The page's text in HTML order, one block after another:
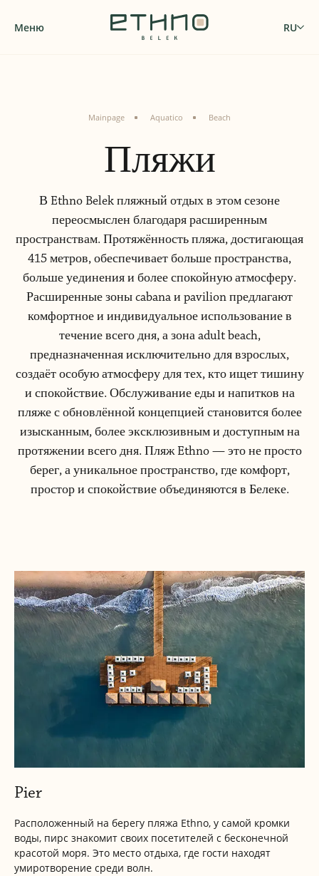
Меню RU
Mainpage Aquatico Beach
Пляжи
В Ethno Belek пляжный отдых в этом сезоне
переосмыслен благодаря расширенным
пространствам. Протяжённость пляжа, достигающая
415 метров, обеспечивает больше пространства,
больше уединения и более спокойную атмосферу.
Расширенные зоны cabana и pavilion предлагают
комфортное и индивидуальное использование в
течение всего дня, а зона adult beach,
предназначенная исключительно для взрослых,
создаёт особую атмосферу для тех, кто ищет тишину
и спокойствие. Обслуживание еды и напитков на
пляже с обновлённой концепцией становится более
изысканным, более эксклюзивным и доступным на
протяжении всего дня. Пляж Ethno — это не просто
берег, а уникальное пространство, где комфорт,
простор и спокойствие объединяются в Белеке.
Pier
Расположенный на берегу пляжа Ethno, у самой кромки
воды, пирс знакомит своих посетителей с бесконечной
красотой моря. Это место отдыха, где гости находят
умиротворение среди волн.